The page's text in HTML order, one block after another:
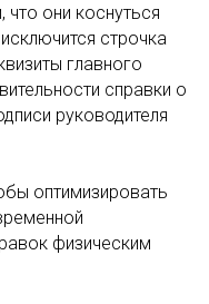
они коснуться
строчка
главного
справки о
руководителя
оптимизировать
физическим